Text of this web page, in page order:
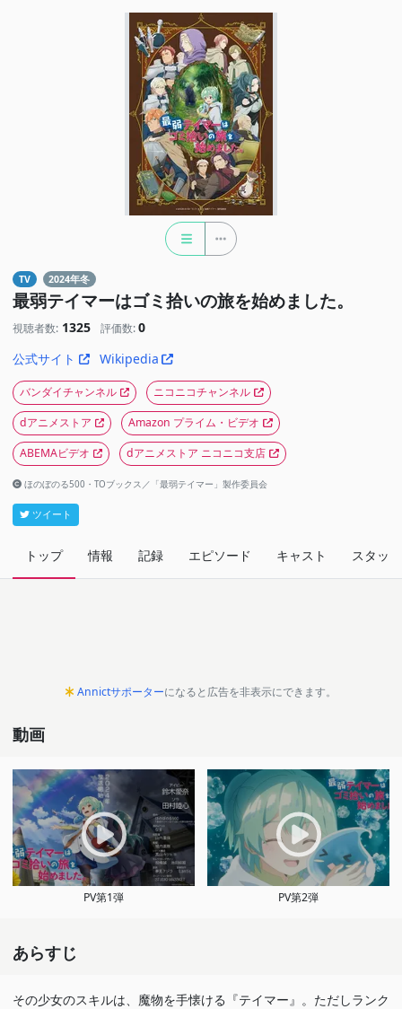
TV 2024年冬
最弱テイマーはゴミ拾いの旅を始めました。
視聴者数: 1325 評価数: 0
公式サイト
Wikipedia
バンダイチャンネル
ニコニコチャンネル
dアニメストア
Amazon プライム・ビデオ
ABEMAビデオ
dアニメストア ニコニコ支店
ほのぼのる500・TOブックス／「最弱テイマー」製作委員会
ツイート
トップ 情報 記録 エピソード キャスト スタッフ
Annictサポーターになると広告を非表示にできます。
動画
PV第1弾 PV第2弾
あらすじ
その少女のスキルは、魔物を手懐ける『テイマー』。ただしランク